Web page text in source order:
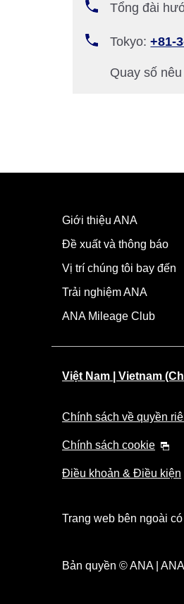
Tổng đài
Tokyo:+81-
Quay số
Giới thiệu ANA
Đề xuất và thông báo
Vị trí chúng tôi bay đến
Trải nghiệm ANA
ANA Mileage Club
Việt Nam | Vietnam
Chính sách về quyền
Chính sách cookie
Điều khoản & Điều kiện
Trang web bên ngoài
Bản quyền © ANA |